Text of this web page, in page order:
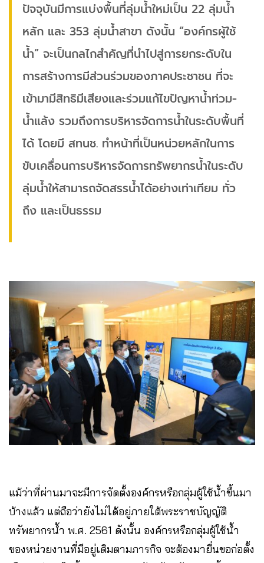
ปัจจุบันมีการแบ่งพื้นที่ลุ่มน้ำใหม่เป็น 22 ลุ่มน้ำ
หลัก และ 353 ลุ่มน้ำสาขา ดังนั้น “องค์กรผู้ใช้
น้ำ” จะเป็นกลไกสำคัญที่นำไปสู่การยกระดับใน
การสร้างการมีส่วนร่วมของภาคประชาชน ที่จะ
เข้ามามีสิทธิมีเสียงและร่วมแก้ไขปัญหาน้ำท่วม-
น้ำแล้ง รวมถึงการบริหารจัดการน้ำในระดับพื้นที่
ได้ โดยมี สทนช. ทำหน้าที่เป็นหน่วยหลักในการ
ขับเคลื่อนการบริหารจัดการทรัพยากรน้ำในระดับ
ลุ่มน้ำให้สามารถจัดสรรน้ำได้อย่างเท่าเทียม ทั่ว
ถึง และเป็นธรรม
แม้ว่าที่ผ่านมาจะมีการจัดตั้งองค์กรหรือกลุ่มผู้ใช้น้ำขึ้นมา
บ้างแล้ว แต่ถือว่ายังไม่ได้อยู่ภายใต้พระราชบัญญัติ
ทรัพยากรน้ำ พ.ศ. 2561 ดังนั้น องค์กรหรือกลุ่มผู้ใช้น้ำ
ของหน่วยงานที่มีอยู่เดิมตามภารกิจ จะต้องมายื่นขอก่อตั้ง